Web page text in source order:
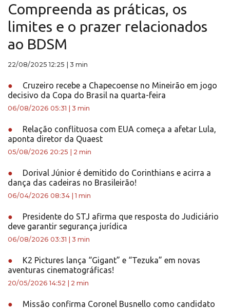
Compreenda as práticas, os
limites e o prazer relacionados
ao BDSM
22/08/2025 12:25 3 min
●
Cruzeiro recebe a Chapecoense no Mineirão em jogo
decisivo da Copa do Brasil na quarta-feira
06/08/2026 05:31 3 min
●
Relação conflituosa com EUA começa a afetar Lula,
aponta diretor da Quaest
05/08/2026 20:25 2 min
●
Dorival Júnior é demitido do Corinthians e acirra a
dança das cadeiras no Brasileirão!
06/04/2026 08:34 |1 min
●
Presidente do STJ afirma que resposta do Judiciário
deve garantir segurança jurídica
06/08/2026 03:31 3 min
●
K2 Pictures lança “Gigant” e “Tezuka” em novas
aventuras cinematográficas!
20/05/2026 14:52 2 min
●
Missão confirma Coronel Busnello como candidato